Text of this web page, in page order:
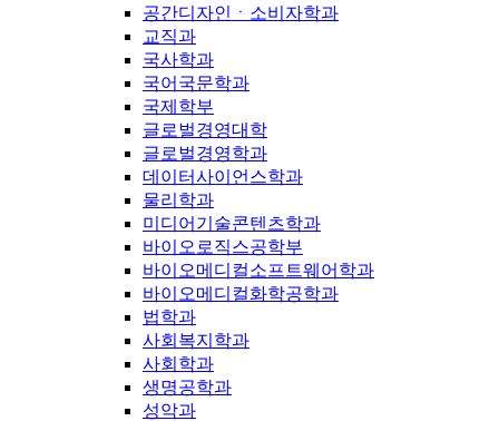
공간디자인ㆍ소비자학과
교직과
국사학과
국어국문학과
국제학부
글로벌경영대학
글로벌경영학과
데이터사이언스학과
물리학과
미디어기술콘텐츠학과
바이오로직스공학부
바이오메디컬소프트웨어학과
바이오메디컬화학공학과
법학과
사회복지학과
사회학과
생명공학과
성악과